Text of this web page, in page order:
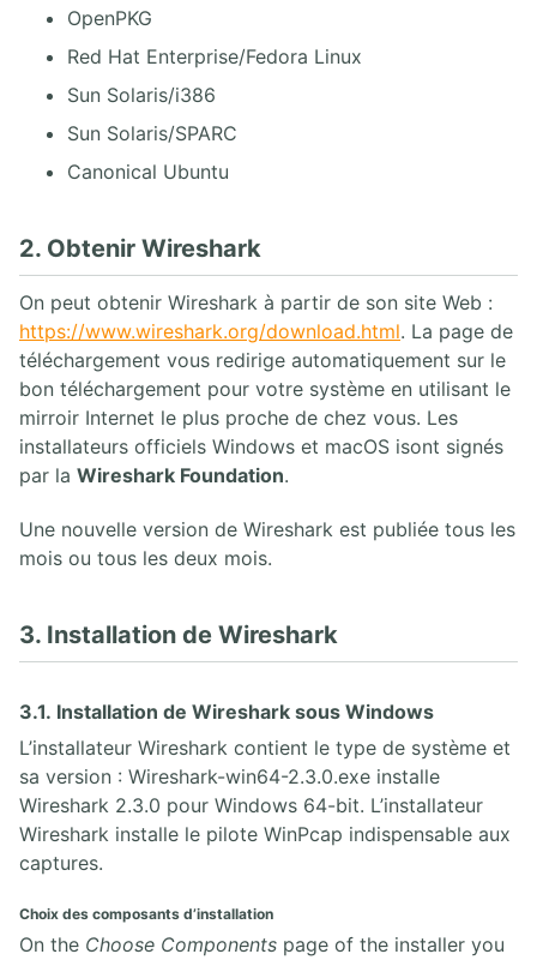
OpenPKG
Red Hat Enterprise/Fedora Linux
Sun Solaris/i386
Sun Solaris/SPARC
Canonical Ubuntu
2. Obtenir Wireshark
On peut obtenir Wireshark à partir de son site Web :
https://www.wireshark.org/download.html. La page de
téléchargement vous redirige automatiquement sur le
bon téléchargement pour votre système en utilisant le
mirroir Internet le plus proche de chez vous. Les
installateurs officiels Windows et macOS isont signés
par la Wireshark Foundation.
Une nouvelle version de Wireshark est publiée tous les
mois ou tous les deux mois.
3. Installation de Wireshark
3.1. Installation de Wireshark sous Windows
L’installateur Wireshark contient le type de système et
sa version : Wireshark-win64-2.3.0.exe installe
Wireshark 2.3.0 pour Windows 64-bit. L’installateur
Wireshark installe le pilote WinPcap indispensable aux
captures.
Choix des composants d’installation
On the Choose Components page of the installer you